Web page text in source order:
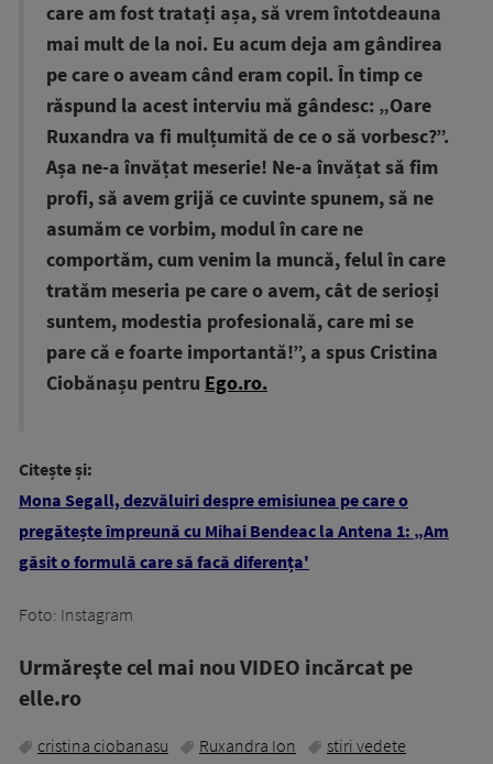
care am fost tratați așa, să vrem întotdeauna
mai mult de la noi. Eu acum deja am gândirea
pe care o aveam când eram copil. În timp ce
răspund la acest interviu mă gândesc: „Oare
Ruxandra va fi mulțumită de ce o să vorbesc?”.
Așa ne-a învățat meserie! Ne-a învățat să fim
profi, să avem grijă ce cuvinte spunem, să ne
asumăm ce vorbim, modul în care ne
comportăm, cum venim la muncă, felul în care
tratăm meseria pe care o avem, cât de serioși
suntem, modestia profesională, care mi se
pare că e foarte importantă!”, a spus Cristina
Ciobănașu pentru Ego.ro.
Citește și:
Mona Segall, dezvăluiri despre emisiunea pe care o
pregătește împreună cu Mihai Bendeac la Antena 1: „Am
găsit o formulă care să facă diferența'
Foto: Instagram
Urmăreşte cel mai nou VIDEO incărcat pe
elle.ro
cristina ciobanasu Ruxandra Ion stiri vedete